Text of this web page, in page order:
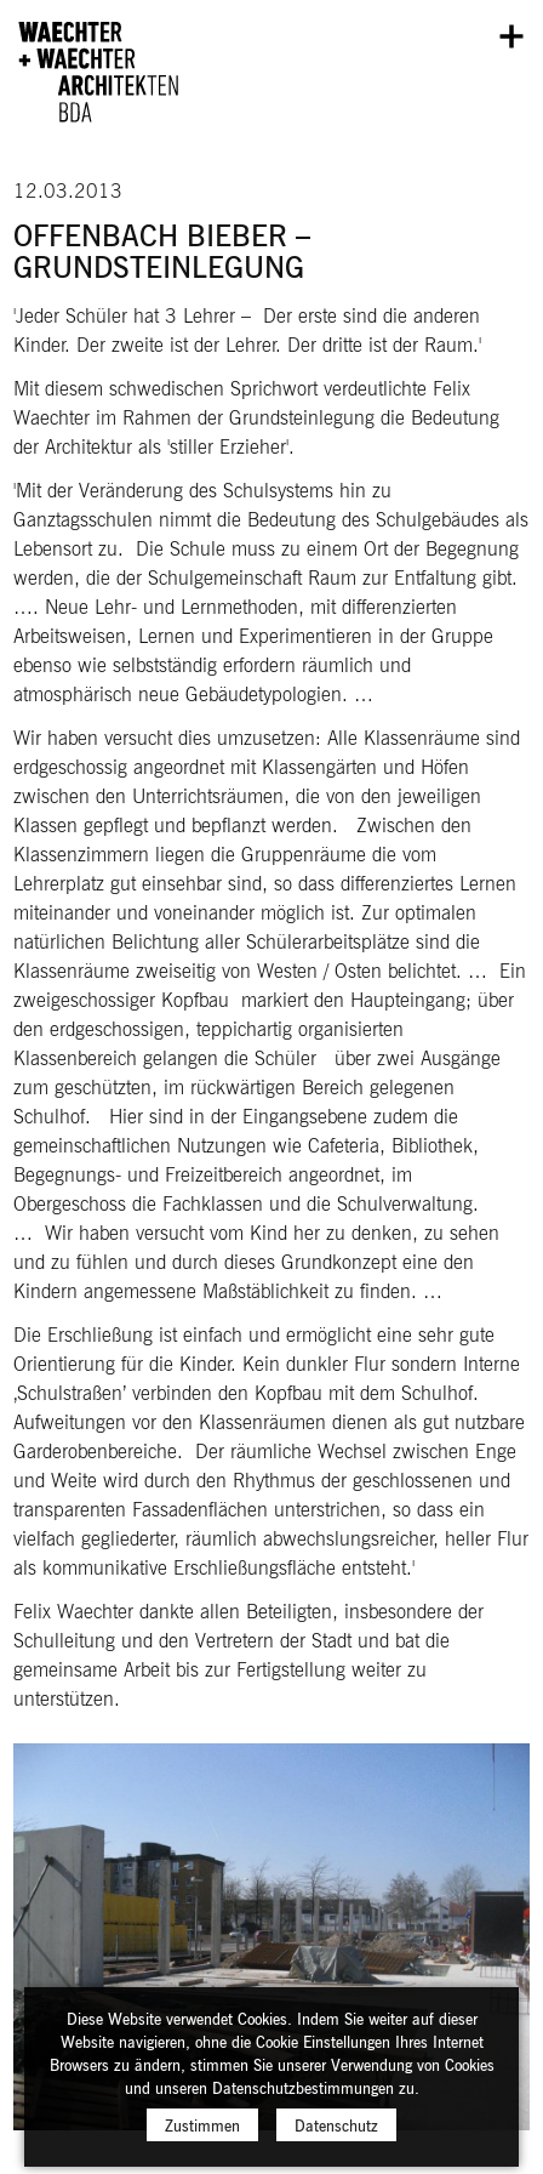
12.03.2013
OFFENBACH BIEBER –
GRUNDSTEINLEGUNG
Jeder Schüler hat 3 Lehrer – Der erste sind die anderen
Kinder. Der zweite ist der Lehrer. Der dritte ist der Raum.
Mit diesem schwedischen Sprichwort verdeutlichte Felix
Waechter im Rahmen der Grundsteinlegung die Bedeutung
der Architektur als 'stiller Erzieher'.
Mit der Veränderung des Schulsystems hin zu
Ganztagsschulen nimmt die Bedeutung des Schulgebäudes als
Lebensort zu. Die Schule muss zu einem Ort der Begegnung
werden, die der Schulgemeinschaft Raum zur Entfaltung gibt.
…. Neue Lehr- und Lernmethoden, mit differenzierten
Arbeitsweisen, Lernen und Experimentieren in der Gruppe
ebenso wie selbstständig erfordern räumlich und
atmosphärisch neue Gebäudetypologien. …
Wir haben versucht dies umzusetzen: Alle Klassenräume sind
erdgeschossig angeordnet mit Klassengärten und Höfen
zwischen den Unterrichtsräumen, die von den jeweiligen
Klassen gepflegt und bepflanzt werden. Zwischen den
Klassenzimmern liegen die Gruppenräume die vom
Lehrerplatz gut einsehbar sind, so dass differenziertes Lernen
miteinander und voneinander möglich ist. Zur optimalen
natürlichen Belichtung aller Schülerarbeitsplätze sind die
Klassenräume zweiseitig von Westen / Osten belichtet. … Ein
zweigeschossiger Kopfbau markiert den Haupteingang; über
den erdgeschossigen, teppichartig organisierten
Klassenbereich gelangen die Schüler über zwei Ausgänge
zum geschützten, im rückwärtigen Bereich gelegenen
Schulhof. Hier sind in der Eingangsebene zudem die
gemeinschaftlichen Nutzungen wie Cafeteria, Bibliothek,
Begegnungs- und Freizeitbereich angeordnet, im
Obergeschoss die Fachklassen und die Schulverwaltung.
… Wir haben versucht vom Kind her zu denken, zu sehen
und zu fühlen und durch dieses Grundkonzept eine den
Kindern angemessene Maßstäblichkeit zu finden. …
Die Erschließung ist einfach und ermöglicht eine sehr gute
Orientierung für die Kinder. Kein dunkler Flur sondern Interne
‚Schulstraßen’ verbinden den Kopfbau mit dem Schulhof.
Aufweitungen vor den Klassenräumen dienen als gut nutzbare
Garderobenbereiche. Der räumliche Wechsel zwischen Enge
und Weite wird durch den Rhythmus der geschlossenen und
transparenten Fassadenflächen unterstrichen, so dass ein
vielfach gegliederter, räumlich abwechslungsreicher, heller Flur
als kommunikative Erschließungsfläche entsteht.
Felix Waechter dankte allen Beteiligten, insbesondere der
Schulleitung und den Vertretern der Stadt und bat die
gemeinsame Arbeit bis zur Fertigstellung weiter zu
unterstützen.
Diese Website verwendet Cookies. Indem Sie weiter auf dieser
Website navigieren, ohne die Cookie Einstellungen Ihres Internet
Browsers zu ändern, stimmen Sie unserer Verwendung von Cookies
und unseren Datenschutzbestimmungen zu.
Zustimmen
Datenschutz